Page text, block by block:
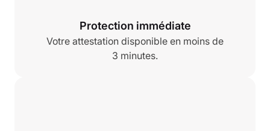
Protection immédiate
Votre attestation disponible en moins de
3 minutes.